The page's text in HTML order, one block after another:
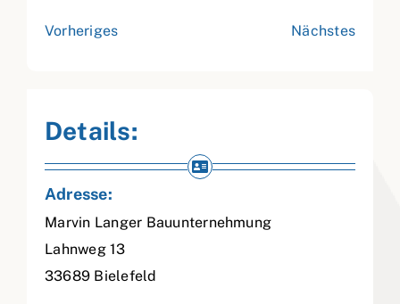
Vorheriges Nächstes
Details:
Adresse:
Marvin Langer Bauunternehmung
Lahnweg 13
33689 Bielefeld